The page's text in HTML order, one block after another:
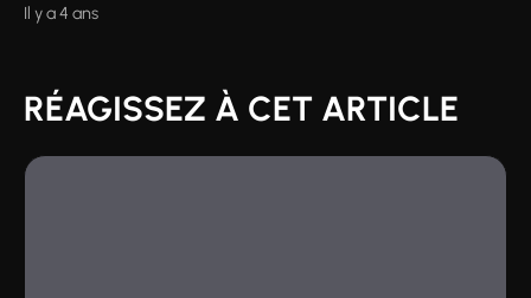
Il y a 4 ans
RÉAGISSEZ À CET ARTICLE
Commentaire